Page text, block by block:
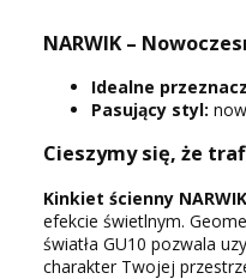
NARWIK –
Idealne
Pasujący styl:
Cieszymy się, że
Kinkiet ścienny NARWIK
efekcie świetlnym.
światła GU10 pozwala
charakter Twojej